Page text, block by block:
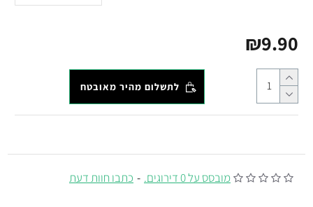
מובסס על 0 דירוגים. - כתבו חוות דעת
₪9.90
לתשלום מהיר מאובטח